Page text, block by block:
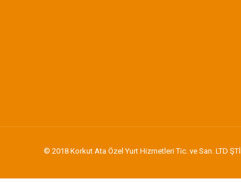
© 2018 Korkut Ata Özel Yurt Hizmetleri Tic. ve San. LTD ŞTİ